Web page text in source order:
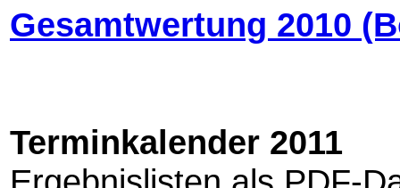
Gesamtwertung 2010
Terminkalender 2011